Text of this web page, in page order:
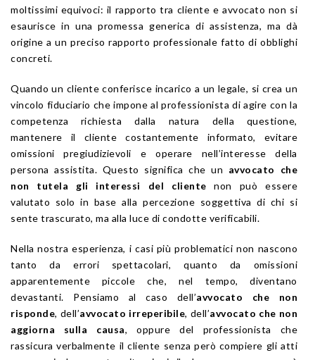
moltissimi equivoci: il rapporto tra cliente e avvocato non si
esaurisce in una promessa generica di assistenza, ma dà
origine a un preciso rapporto professionale fatto di obblighi
concreti.
Quando un cliente conferisce incarico a un legale, si crea un
vincolo fiduciario che impone al professionista di agire con la
competenza richiesta dalla natura della questione,
mantenere il cliente costantemente informato, evitare
omissioni pregiudizievoli e operare nell’interesse della
persona assistita. Questo significa che un avvocato che
non tutela gli interessi del cliente non può essere
valutato solo in base alla percezione soggettiva di chi si
sente trascurato, ma alla luce di condotte verificabili.
Nella nostra esperienza, i casi più problematici non nascono
tanto da errori spettacolari, quanto da omissioni
apparentemente piccole che, nel tempo, diventano
devastanti. Pensiamo al caso dell’avvocato che non
risponde, dell’avvocato irreperibile, dell’avvocato che non
aggiorna sulla causa, oppure del professionista che
rassicura verbalmente il cliente senza però compiere gli atti